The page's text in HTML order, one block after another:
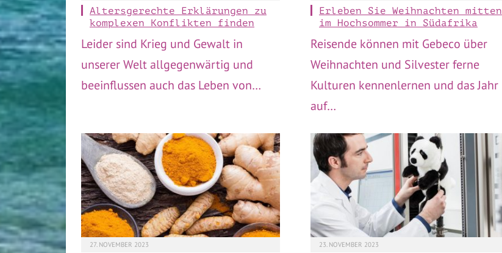
Altersgerechte Erklärungen zu
komplexen Konflikten finden
Leider sind Krieg und Gewalt in
unserer Welt allgegenwärtig und
beeinflussen auch das Leben von…
Erleben Sie Weihnachten mitten
im Hochsommer in Südafrika
Reisende können mit Gebeco über
Weihnachten und Silvester ferne
Kulturen kennenlernen und das Jahr
auf…
27. NOVEMBER 2023 23. NOVEMBER 2023